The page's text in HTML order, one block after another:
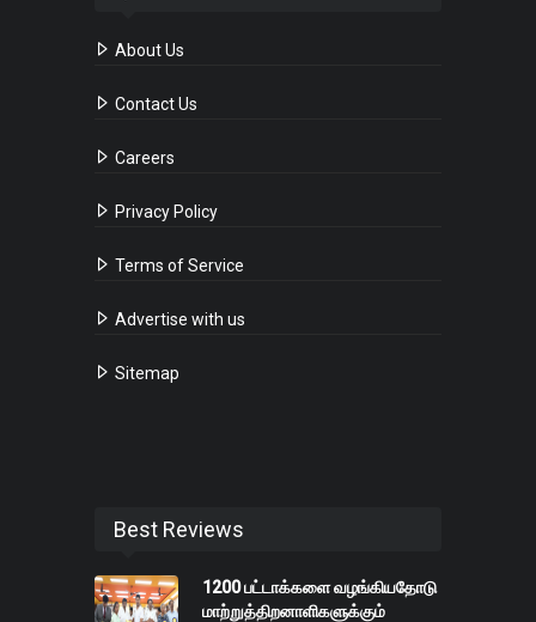
About Us
Contact Us
Careers
Privacy Policy
Terms of Service
Advertise with us
Sitemap
Best Reviews
1200 பட்டாக்களை வழங்கியதோடு
மாற்றுத்திறனாளிகளுக்கும்